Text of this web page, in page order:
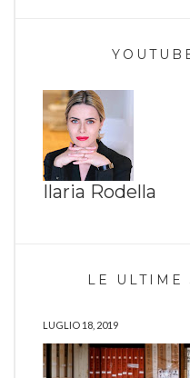
Ilaria Rodella
LE ULTIME
LUGLIO 18, 2019